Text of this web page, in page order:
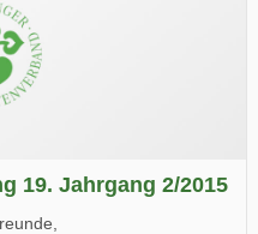
19. Jahrgang 2/2015